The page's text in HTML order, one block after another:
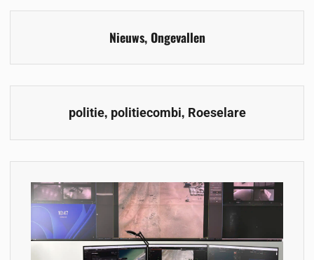
Nieuws,Ongevallen
politie, politiecombi, Roeselare